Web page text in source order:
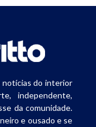
do interior
independente,
da comunidade.
e ousado e se